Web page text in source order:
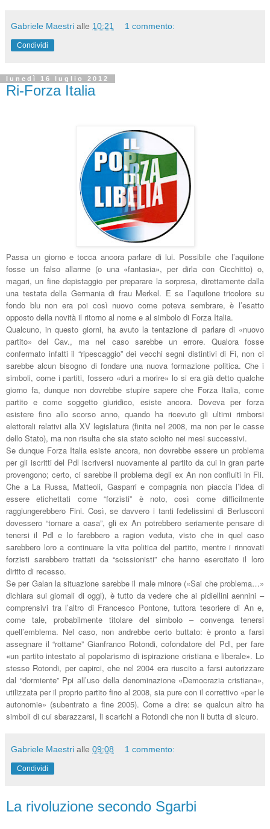
Gabriele Maestri alle 10:21 1 commento:
Condividi
lunedì 16 luglio 2012
Ri-Forza Italia
Passa un giorno e tocca ancora parlare di lui. Possibile che l’aquilone
fosse un falso allarme (o una «fantasia», per dirla con Cicchitto) o,
magari, un fine depistaggio per preparare la sorpresa, direttamente dalla
una testata della Germania di frau Merkel. E se l’aquilone tricolore su
fondo blu non era poi così nuovo come poteva sembrare, è l’esatto
opposto della novità il ritorno al nome e al simbolo di Forza Italia.
Qualcuno, in questo giorni, ha avuto la tentazione di parlare di «nuovo
partito» del Cav., ma nel caso sarebbe un errore. Qualora fosse
confermato infatti il “ripescaggio” dei vecchi segni distintivi di Fi, non ci
sarebbe alcun bisogno di fondare una nuova formazione politica. Che i
simboli, come i partiti, fossero «duri a morire» lo si era già detto qualche
giorno fa, dunque non dovrebbe stupire sapere che Forza Italia, come
partito e come soggetto giuridico, esiste ancora. Doveva per forza
esistere fino allo scorso anno, quando ha ricevuto gli ultimi rimborsi
elettorali relativi alla XV legislatura (finita nel 2008, ma non per le casse
dello Stato), ma non risulta che sia stato sciolto nei mesi successivi.
Se dunque Forza Italia esiste ancora, non dovrebbe essere un problema
per gli iscritti del Pdl iscriversi nuovamente al partito da cui in gran parte
provengono; certo, ci sarebbe il problema degli ex An non confluiti in Fli.
Che a La Russa, Matteoli, Gasparri e compagnia non piaccia l’idea di
essere etichettati come “forzisti” è noto, così come difficilmente
raggiungerebbero Fini. Così, se davvero i tanti fedelissimi di Berlusconi
dovessero “tornare a casa”, gli ex An potrebbero seriamente pensare di
tenersi il Pdl e lo farebbero a ragion veduta, visto che in quel caso
sarebbero loro a continuare la vita politica del partito, mentre i rinnovati
forzisti sarebbero trattati da “scissionisti” che hanno esercitato il loro
diritto di recesso.
Se per Galan la situazione sarebbe il male minore («Sai che problema…»
dichiara sui giornali di oggi), è tutto da vedere che ai pidiellini aennini –
comprensivi tra l’altro di Francesco Pontone, tuttora tesoriere di An e,
come tale, probabilmente titolare del simbolo – convenga tenersi
quell’emblema. Nel caso, non andrebbe certo buttato: è pronto a farsi
assegnare il “rottame” Gianfranco Rotondi, cofondatore del Pdl, per fare
«un partito intestato al popolarismo di ispirazione cristiana e liberale». Lo
stesso Rotondi, per capirci, che nel 2004 era riuscito a farsi autorizzare
dal “dormiente” Ppi all’uso della denominazione «Democrazia cristiana»,
utilizzata per il proprio partito fino al 2008, sia pure con il correttivo «per le
autonomie» (subentrato a fine 2005). Come a dire: se qualcun altro ha
simboli di cui sbarazzarsi, li scarichi a Rotondi che non li butta di sicuro.
Gabriele Maestri alle 09:08 1 commento:
Condividi
La rivoluzione secondo Sgarbi